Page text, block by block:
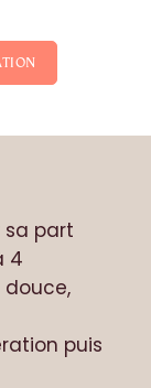
sa part
4
puis